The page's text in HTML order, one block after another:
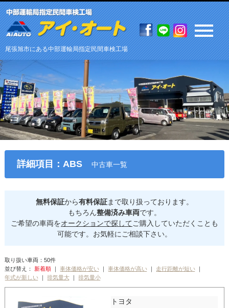
尾張旭市にある中部運輸局指定民間車検工場
詳細項目：ABS 中古車一覧
無料保証から有料保証まで取り扱っております。
もちろん整備済み車両です。
ご希望の車両をオークションで探してご購入していただくことも
可能です。お気軽にご相談下さい。
取り扱い車両：50件
並び替え：
｜ ｜ ｜
｜
｜
｜
トヨタ